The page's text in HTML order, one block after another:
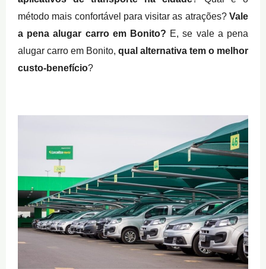
método mais confortável para visitar as atrações? Vale
a pena alugar carro em Bonito? E, se vale a pena
alugar carro em Bonito, qual alternativa tem o melhor
custo-benefício?